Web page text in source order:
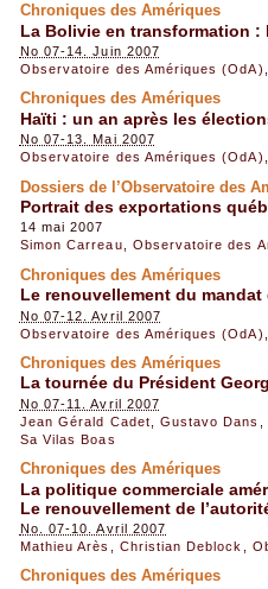
Chroniques des Amériques
La Bolivie en transformation
No 07-14. Juin 2007
Observatoire des Amériques (OdA)
Chroniques des Amériques
Haïti : un an après les
No 07-13. Mai 2007
Observatoire des Amériques (OdA)
Dossiers de l’Observatoire des
Portrait des exportations
14 mai 2007
Simon Carreau, Observatoire des
Chroniques des Amériques
Le renouvellement du mandat
No 07-12. Avril 2007
Observatoire des Amériques (OdA)
Chroniques des Amériques
La tournée du Président
No 07-11. Avril 2007
Jean Gérald Cadet
Gustavo Dans
Sa Vilas Boas
Chroniques des Amériques
La politique commerciale
Le renouvellement de
No. 07-10. Avril 2007
Mathieu Arès
Christian Deblock
Chroniques des Amériques